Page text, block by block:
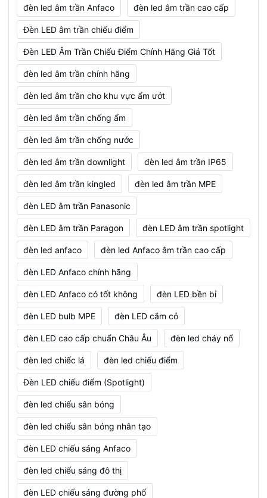
đèn led âm trần Anfaco đèn led âm trần cao cấp
Đèn LED âm trần chiếu điểm
Đèn LED Âm Trần Chiếu Điểm Chính Hãng Giá Tốt
đèn led âm trần chính hãng
đèn led âm trần cho khu vực ẩm ướt
đèn led âm trần chống ẩm
đèn led âm trần chống nước
đèn led âm trần downlight đèn led âm trần IP65
đèn led âm trần kingled đèn led âm trần MPE
đèn LED âm trần Panasonic
đèn LED âm trần Paragon đèn LED âm trần spotlight
đèn led anfaco đèn led Anfaco âm trần cao cấp
đèn LED Anfaco chính hãng
đèn LED Anfaco có tốt không đèn LED bền bỉ
đèn LED bulb MPE đèn LED cắm cỏ
đèn LED cao cấp chuẩn Châu Âu đèn led cháy nổ
đèn led chiếc lá đèn led chiếu điểm
Đèn LED chiếu điểm (Spotlight)
đèn led chiếu sân bóng
đèn led chiếu sân bóng nhân tạo
đèn LED chiếu sáng Anfaco
đèn led chiếu sáng đô thị
đèn LED chiếu sáng đường phố